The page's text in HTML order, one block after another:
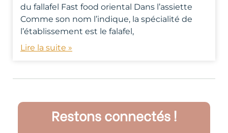
du fallafel Fast food oriental Dans l’assiette
Comme son nom l’indique, la spécialité de
l’établissement est le falafel,
Lire la suite »
Restons connectés !